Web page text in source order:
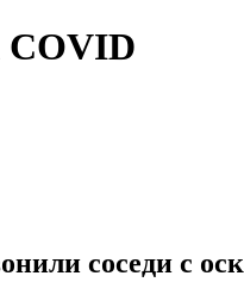
COVID
соседи с